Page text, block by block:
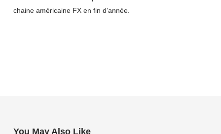
chaine américaine FX en fin d’année.
You May Also Like